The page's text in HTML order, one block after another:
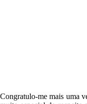
Congratulo-me mais uma